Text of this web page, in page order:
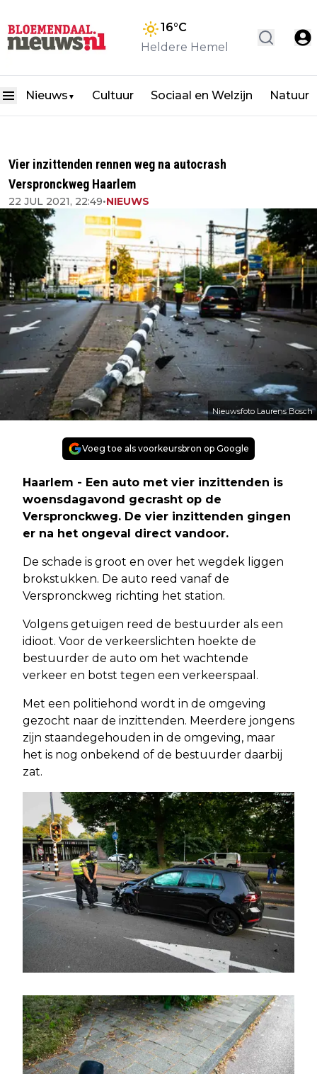
16°C
Heldere Hemel
Nieuws ▼ Cultuur Sociaal en Welzijn Natuur
Vier inzittenden rennen weg na autocrash
Verspronckweg Haarlem
22 JUL 2021, 22:49•NIEUWS
Nieuwsfoto Laurens Bosch
Voeg toe als voorkeursbron op Google
Haarlem - Een auto met vier inzittenden is
woensdagavond gecrasht op de
Verspronckweg. De vier inzittenden gingen
er na het ongeval direct vandoor.
De schade is groot en over het wegdek liggen
brokstukken. De auto reed vanaf de
Verspronckweg richting het station.
Volgens getuigen reed de bestuurder als een
idioot. Voor de verkeerslichten hoekte de
bestuurder de auto om het wachtende
verkeer en botst tegen een verkeerspaal.
Met een politiehond wordt in de omgeving
gezocht naar de inzittenden. Meerdere jongens
zijn staandegehouden in de omgeving, maar
het is nog onbekend of de bestuurder daarbij
zat.